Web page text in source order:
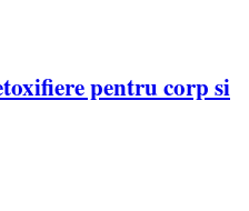
pentru corp si